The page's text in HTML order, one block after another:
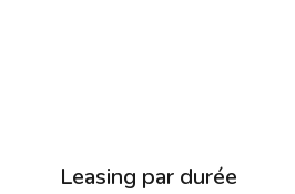
Leasing par durée